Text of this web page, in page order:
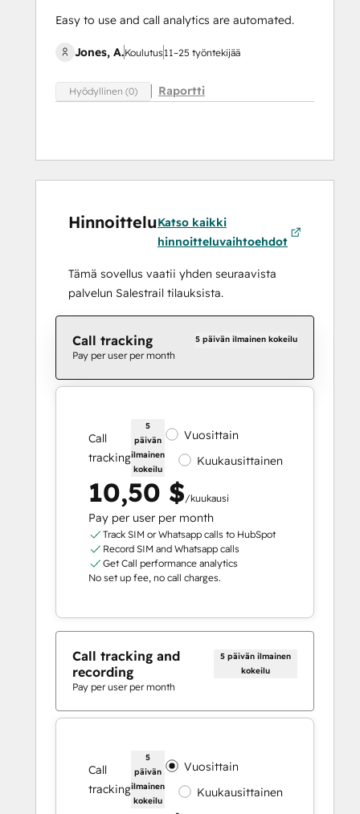
Easy to use and call analytics are automated.
Jones, A.Koulutus11–25 työntekijää
Hyödyllinen (0) Raportti
HinnoitteluKatso kaikki
hinnoitteluvaihtoehdot
Tämä sovellus vaatii yhden seuraavista
palvelun Salestrail tilauksista.
Call tracking 5 päivän ilmainen kokeilu
Pay per user per month
Call
tracking
5
päivän
ilmainen
kokeilu
Vuosittain
Kuukausittainen
10,50 $/kuukausi
Pay per user per month
Track SIM or Whatsapp calls to HubSpot
Record SIM and Whatsapp calls
Get Call performance analytics
No set up fee, no call charges.
Call tracking and
recording
5 päivän ilmainen
kokeilu
Pay per user per month
Call
tracking
5
päivän
ilmainen
kokeilu
Vuosittain
Kuukausittainen